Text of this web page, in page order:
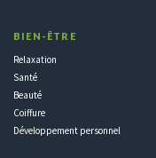
BIEN-ÊTRE
Relaxation
Santé
Beauté
Coiffure
Développement personnel